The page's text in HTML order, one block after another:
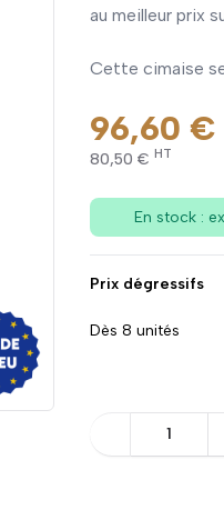
au meilleur prix
Cette cimaise se
96,60 €
80,50 € HT
En stock :
Prix dégressifs
Dès 8 unités
1